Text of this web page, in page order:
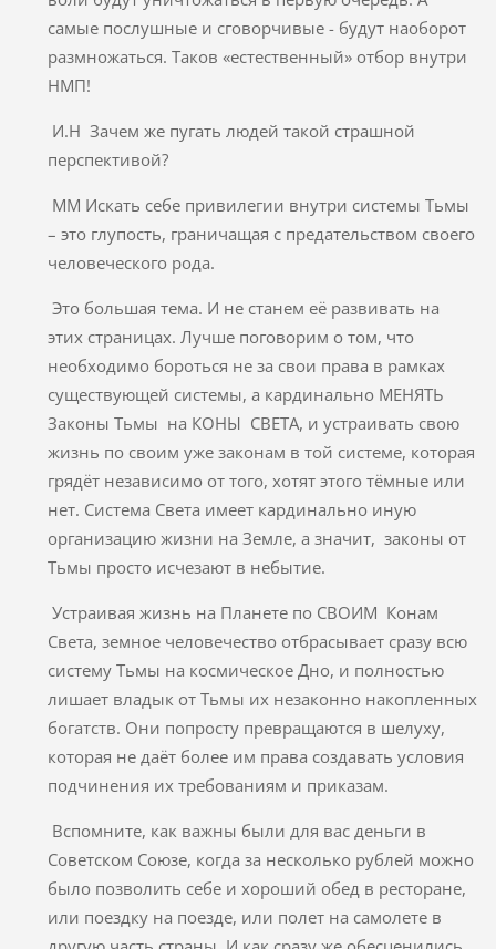
самые послушные и сговорчивые - будут наоборот
размножаться. Таков «естественный» отбор внутри
НМП!
И.Н Зачем же пугать людей такой страшной
перспективой?
ММ Искать себе привилегии внутри системы Тьмы
– это глупость, граничащая с предательством своего
человеческого рода.
Это большая тема. И не станем её развивать на
этих страницах. Лучше поговорим о том, что
необходимо бороться не за свои права в рамках
существующей системы, а кардинально МЕНЯТЬ
Законы Тьмы на КОНЫ СВЕТА, и устраивать свою
жизнь по своим уже законам в той системе, которая
грядёт независимо от того, хотят этого тёмные или
нет. Система Света имеет кардинально иную
организацию жизни на Земле, а значит, законы от
Тьмы просто исчезают в небытие.
Устраивая жизнь на Планете по СВОИМ Конам
Света, земное человечество отбрасывает сразу всю
систему Тьмы на космическое Дно, и полностью
лишает владык от Тьмы их незаконно накопленных
богатств. Они попросту превращаются в шелуху,
которая не даёт более им права создавать условия
подчинения их требованиям и приказам.
Вспомните, как важны были для вас деньги в
Советском Союзе, когда за несколько рублей можно
было позволить себе и хороший обед в ресторане,
или поездку на поезде, или полет на самолете в